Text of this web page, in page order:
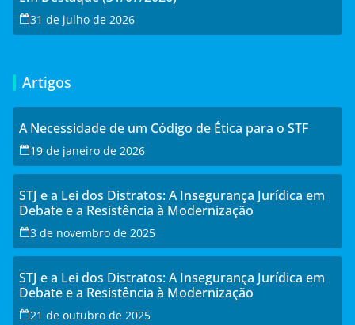
31 de julho de 2026
Artigos
A Necessidade de um Código de Ética para o STF
19 de janeiro de 2026
STJ e a Lei dos Distratos: A Insegurança Jurídica em
Debate e a Resistência à Modernização
3 de novembro de 2025
STJ e a Lei dos Distratos: A Insegurança Jurídica em
Debate e a Resistência à Modernização
21 de outubro de 2025